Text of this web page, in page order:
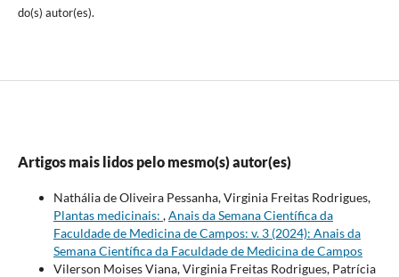
do(s) autor(es).
Artigos mais lidos pelo mesmo(s) autor(es)
Nathália de Oliveira Pessanha, Virginia Freitas Rodrigues,
Plantas medicinais: ,Anais da Semana Científica da
Faculdade de Medicina de Campos: v. 3 (2024): Anais da
Semana Científica da Faculdade de Medicina de Campos
Vilerson Moises Viana, Virginia Freitas Rodrigues, Patrícia